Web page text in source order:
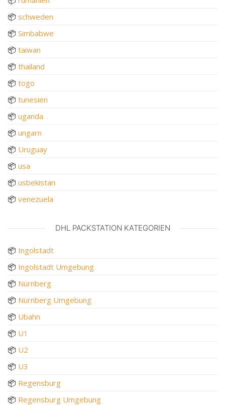
📦 schweden
📦 Simbabwe
📦 taiwan
📦 thailand
📦 togo
📦 tunesien
📦 uganda
📦 ungarn
📦 Uruguay
📦 usa
📦 usbekistan
📦 venezuela
DHL PACKSTATION KATEGORIEN
📦 Ingolstadt
📦 Ingolstadt Umgebung
📦 Nürnberg
📦 Nürnberg Umgebung
📦 Ubahn
📦 U1
📦 U2
📦 U3
📦 Regensburg
📦 Regensburg Umgebung